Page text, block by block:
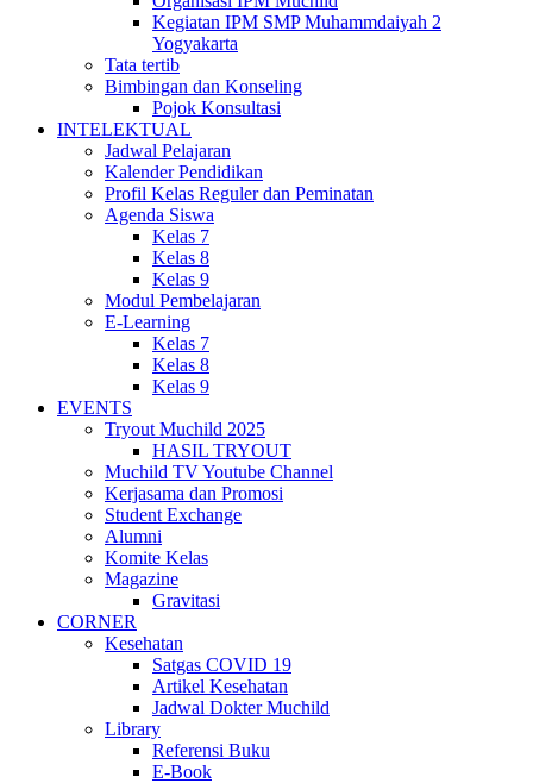
Kegiatan IPM SMP Muhammdaiyah 2
Yogyakarta
Tata tertib
Bimbingan dan Konseling
Pojok Konsultasi
INTELEKTUAL
Jadwal Pelajaran
Kalender Pendidikan
Profil Kelas Reguler dan Peminatan
Agenda Siswa
Kelas 7
Kelas 8
Kelas 9
Modul Pembelajaran
E-Learning
Kelas 7
Kelas 8
Kelas 9
EVENTS
Tryout Muchild 2025
HASIL TRYOUT
Muchild TV Youtube Channel
Kerjasama dan Promosi
Student Exchange
Alumni
Komite Kelas
Magazine
Gravitasi
CORNER
Kesehatan
Satgas COVID 19
Artikel Kesehatan
Jadwal Dokter Muchild
Library
Referensi Buku
E-Book